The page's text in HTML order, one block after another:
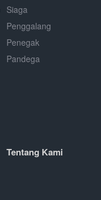
Siaga
Penggalang
Penegak
Pandega
Tentang Kami